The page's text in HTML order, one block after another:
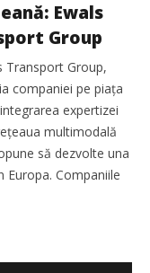
Ewals
Group
Transport Group,
companiei pe piața
expertizei
multimodală
să dezvolte una
Europa. Companiile